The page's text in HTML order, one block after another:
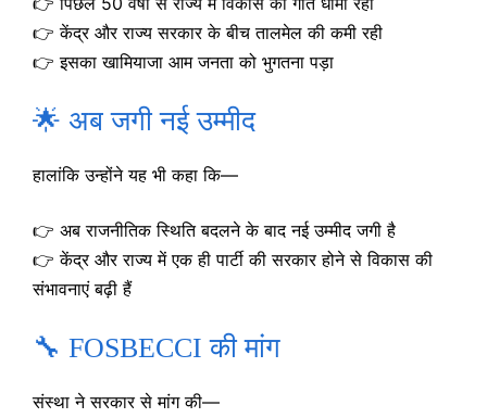
👉 केंद्र और राज्य सरकार के बीच तालमेल की कमी रही
👉 इसका खामियाजा आम जनता को भुगतना पड़ा
🌟 अब जगी नई उम्मीद
हालांकि उन्होंने यह भी कहा कि—
👉 अब राजनीतिक स्थिति बदलने के बाद नई उम्मीद जगी है
👉 केंद्र और राज्य में एक ही पार्टी की सरकार होने से विकास की
संभावनाएं बढ़ी हैं
🔧 FOSBECCI की मांग
संस्था ने सरकार से मांग की—